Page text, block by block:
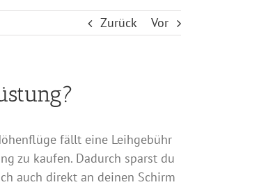
Zurück Vor
fällt eine Leihgebühr
zu kaufen. Dadurch sparst du
auch direkt an deinen Schirm